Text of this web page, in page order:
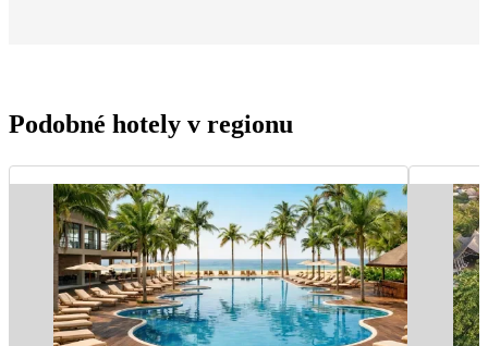
Podobné hotely v regionu